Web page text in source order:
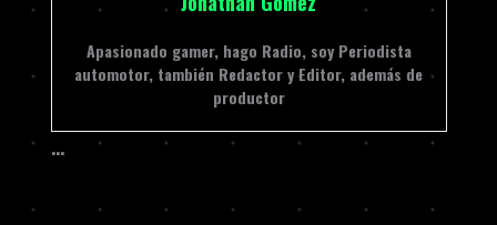
Apasionado gamer, hago Radio, soy Periodista
automotor, también Redactor y Editor, además de
productor
…